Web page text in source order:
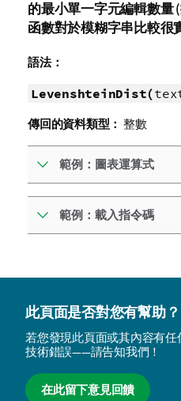
的最小單一字元編輯數量
函數對於模糊字串比較很
語法：
LevenshteinDist(
傳回的資料類型： 整數
範例：圖表運算式
範例：載入指令碼
此頁面是否對您有幫助？
若您發現此頁面或其內容有
技術錯誤——請告知我們！
在此留下意見回饋